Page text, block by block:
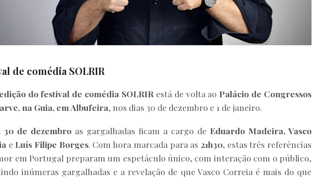
de comédia SOLRIR
do festival de comédia SOLRIR está de volta ao Palácio de Congressos
na Guia, em Albufeira, nos dias 30 de dezembro e 1 de janeiro.
30 de dezembro as gargalhadas ficam a cargo de Eduardo Madeira, Vasco
e Luís Filipe Borges. Com hora marcada para as 21h30, estas três referências
em Portugal preparam um espetáculo único, com interação com o público,
inúmeras gargalhadas e a revelação de que Vasco Correia é mais do que